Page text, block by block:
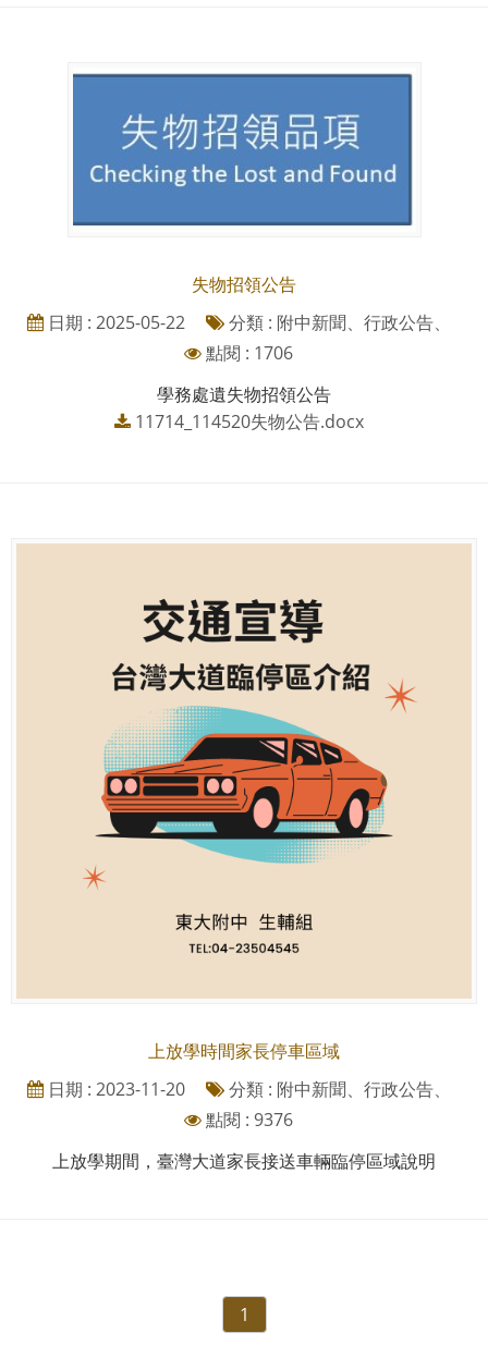
失物招領公告
日期 : 2025-05-22
分類 : 附中新聞、行政公告、
點閱 : 1706
學務處遺失物招領公告
11714_114520失物公告.docx
上放學時間家長停車區域
日期 : 2023-11-20
分類 : 附中新聞、行政公告、
點閱 : 9376
上放學期間，臺灣大道家長接送車輛臨停區域說明
1